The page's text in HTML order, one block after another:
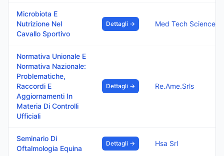
Microbiota E
Nutrizione Nel
Cavallo Sportivo
Dettagli → Med Tech Science
Normativa Unionale E
Normativa Nazionale:
Problematiche,
Raccordi E
Aggiornamenti In
Materia Di Controlli
Ufficiali
Dettagli → Re.Ame.Srls
Seminario Di
Oftalmologia Equina
Dettagli → Hsa Srl